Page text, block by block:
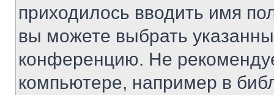
приходилось вводить имя
вы можете выбрать
конференцию. Не
компьютере, например в